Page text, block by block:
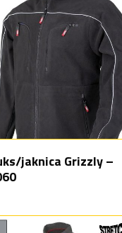
jaknica Grizzly –